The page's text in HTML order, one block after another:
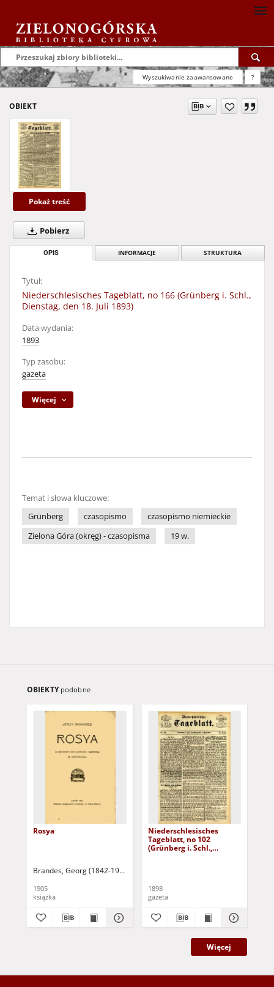
Wyszukiwanie zaawansowane ?
OBIEKT
Pokaż treść
Pobierz
OPIS INFORMACJE STRUKTURA
Tytuł:
Niederschlesisches Tageblatt, no 166 (Grünberg i. Schl.,
Dienstag, den 18. Juli 1893)
Data wydania:
1893
Typ zasobu:
gazeta
Więcej
Temat i słowa kluczowe:
Grünberg
czasopismo
czasopismo niemieckie
Zielona Góra (okręg) - czasopisma
19 w.
OBIEKTY podobne
Rosya
Brandes, Georg (1842-1927)
1905
książka
Niederschlesisches
Tageblatt, no 102
(Grünberg i. Schl.,
1898
gazeta
Więcej